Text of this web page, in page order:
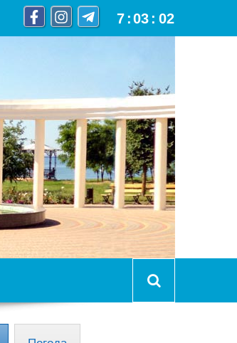
7 :03 : 03